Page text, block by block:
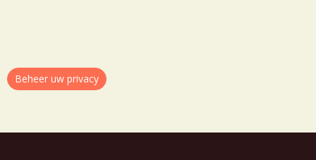
Beheer uw privacy